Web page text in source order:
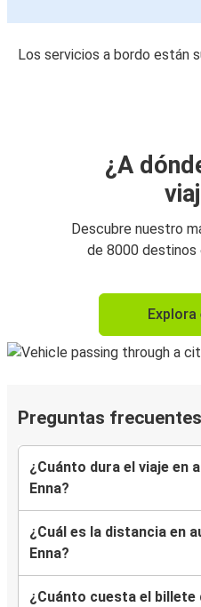
Los servicios a bordo están
¿A
Descubre nuestro
de 8000 destinos
Explora
Preguntas frecuentes
¿Cuánto dura el viaje en
Enna?
¿Cuál es la distancia en
Enna?
¿Cuánto cuesta el billete